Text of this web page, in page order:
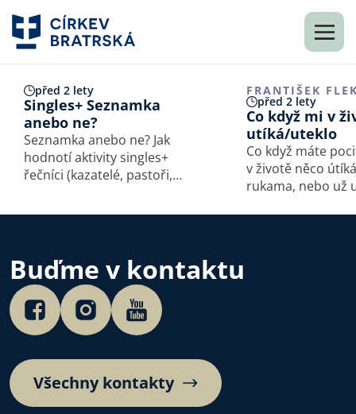
před 2 lety
Singles+ Seznamka
anebo ne?
Seznamka anebo ne? Jak
hodnotí aktivity singles+
řečníci (kazatelé, pastoři,
FRANTIŠEK
před 2 lety
Co když mi v
utíká/uteklo
Co když máte
v životě něco
rukama, nebo už
Buďme v kontaktu
Všechny kontakty